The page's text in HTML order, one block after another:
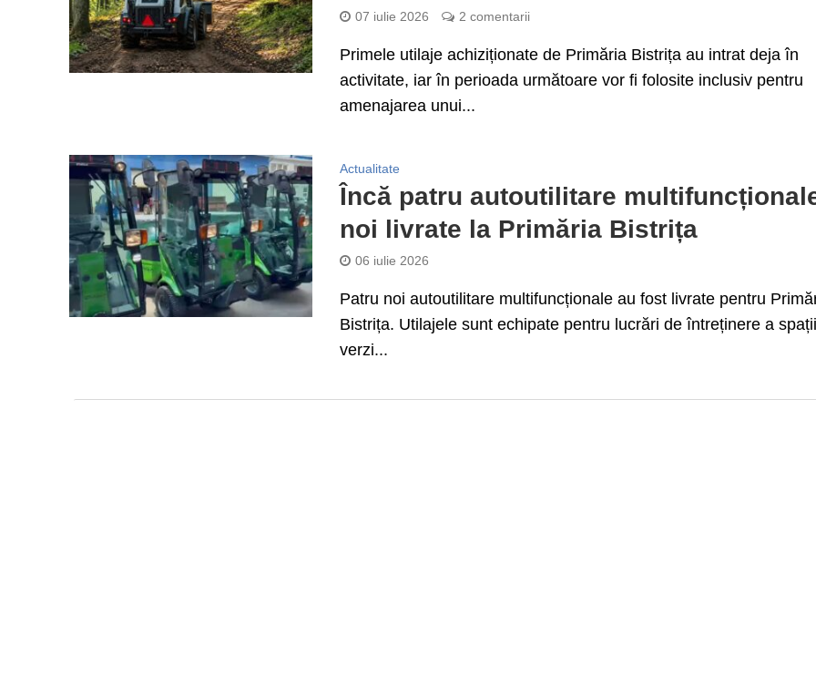
07 iulie 2026 2 comentarii
Primele utilaje achiziționate de Primăria Bistrița au intrat deja în
activitate, iar în perioada următoare vor fi folosite inclusiv pentru
amenajarea unui...
Actualitate
Încă patru autoutilitare
noi livrate la Primăria Bistrița
06 iulie 2026
Patru noi autoutilitare multifuncționale au fost livrate pentru
Bistrița. Utilajele sunt echipate pentru lucrări de întreținere a
verzi...